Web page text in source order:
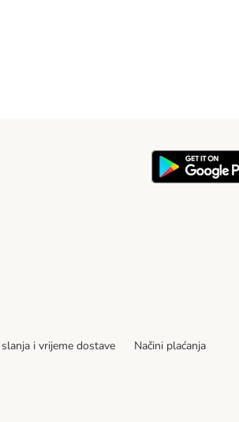
i vrijeme dostave
Načini plaćanja